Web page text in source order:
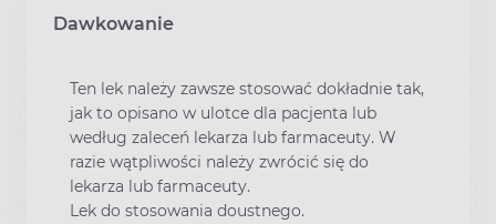
Dawkowanie
Ten lek należy zawsze stosować dokładnie tak,
jak to opisano w ulotce dla pacjenta lub
według zaleceń lekarza lub farmaceuty. W
razie wątpliwości należy zwrócić się do
lekarza lub farmaceuty.
Lek do stosowania doustnego.